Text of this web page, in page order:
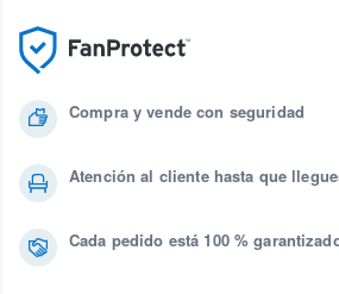
Compra y vende con seguridad
Atención al cliente hasta que
Cada pedido está 100 %